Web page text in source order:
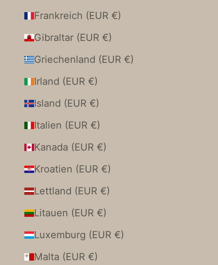
Frankreich (EUR €)
Gibraltar (EUR €)
Griechenland (EUR €)
Irland (EUR €)
Island (EUR €)
Italien (EUR €)
Kanada (EUR €)
Kroatien (EUR €)
Lettland (EUR €)
Litauen (EUR €)
Luxemburg (EUR €)
Malta (EUR €)